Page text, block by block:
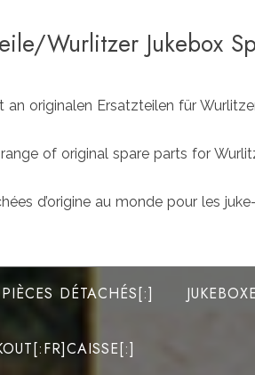
Wurlitzer Jukebox
originalen Ersatzteilen für
range of original spare parts for
d’origine au monde pour les
DÉTACHÉS[:]